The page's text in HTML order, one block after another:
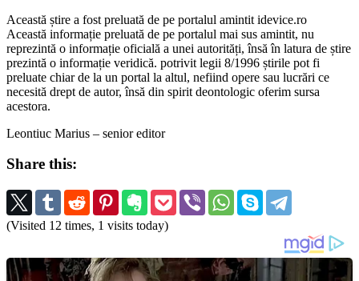
Această știre a fost preluată de pe portalul amintit idevice.ro
Această informație preluată de pe portalul mai sus amintit, nu
reprezintă o informație oficială a unei autorități, însă în latura de știre
prezintă o informație veridică. potrivit legii 8/1996 știrile pot fi
preluate chiar de la un portal la altul, nefiind opere sau lucrări ce
necesită drept de autor, însă din spirit deontologic oferim sursa
acestora.
Leontiuc Marius – senior editor
Share this:
(Visited 12 times, 1 visits today)